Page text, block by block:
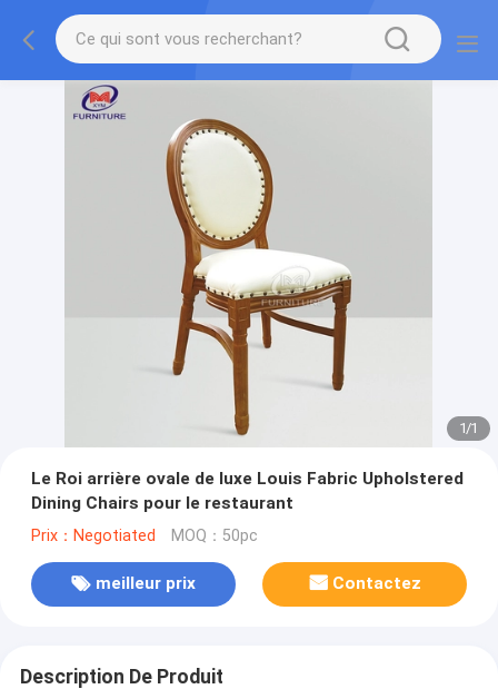
1/1
Le Roi arrière ovale de luxe Louis Fabric Upholstered
Dining Chairs pour le restaurant
Prix：Negotiated MOQ：50pc
meilleur prix Contactez
Description De Produit